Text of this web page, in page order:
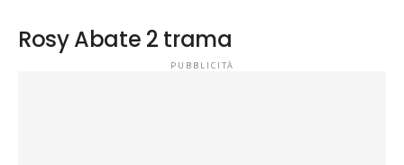
Rosy Abate 2 trama